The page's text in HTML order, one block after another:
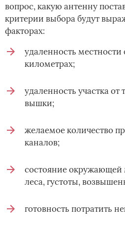
вопрос, какую антенну
критерии выбора будут
факторах:
удаленность местности
километрах;
удаленность участка от
вышки;
желаемое количество
каналов;
состояние окружающей
леса, густоты,
готовность потратить